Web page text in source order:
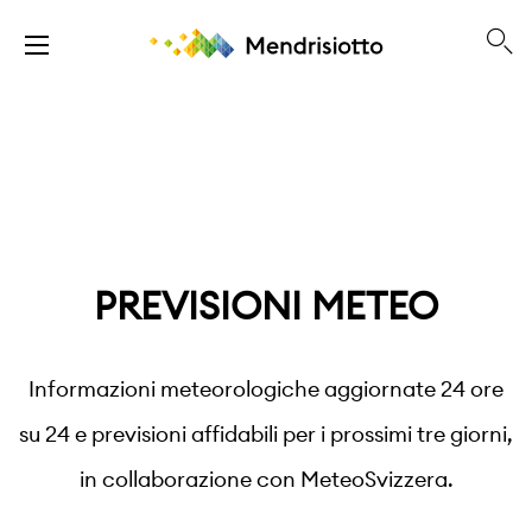
PREVISIONI METEO
Informazioni meteorologiche aggiornate 24 ore
su 24 e previsioni affidabili per i prossimi tre giorni,
in collaborazione con MeteoSvizzera.